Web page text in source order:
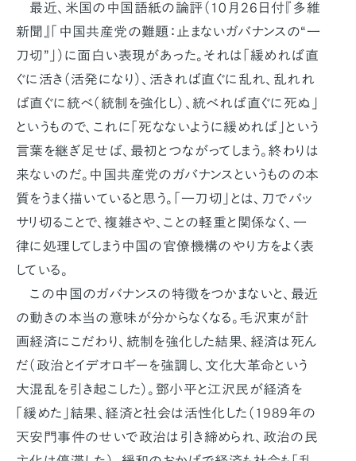
最近、米国の中国語紙の論評（10月26日付『多維
新聞』「中国共産党の難題：止まないガバナンスの“一
刀切”」）に面白い表現があった。それは「緩めれば直
ぐに活き（活発になり）、活きれば直ぐに乱れ、乱れれ
ば直ぐに統べ（統制を強化し）、統べれば直ぐに死ぬ」
というもので、これに「死なないように緩めれば」という
言葉を継ぎ足せば、最初とつながってしまう。終わりは
来ないのだ。中国共産党のガバナンスというものの本
質をうまく描いていると思う。「一刀切」とは、刀でバッ
サリ切ることで、複雑さや、ことの軽重と関係なく、一
律に処理してしまう中国の官僚機構のやり方をよく表
している。
この中国のガバナンスの特徴をつかまないと、最近
の動きの本当の意味が分からなくなる。毛沢東が計
画経済にこだわり、統制を強化した結果、経済は死ん
だ（政治とイデオロギーを強調し、文化大革命という
大混乱を引き起こした）。鄧小平と江沢民が経済を
「緩めた」結果、経済と社会は活性化した（1989年の
天安門事件のせいで政治は引き締められ、政治の民